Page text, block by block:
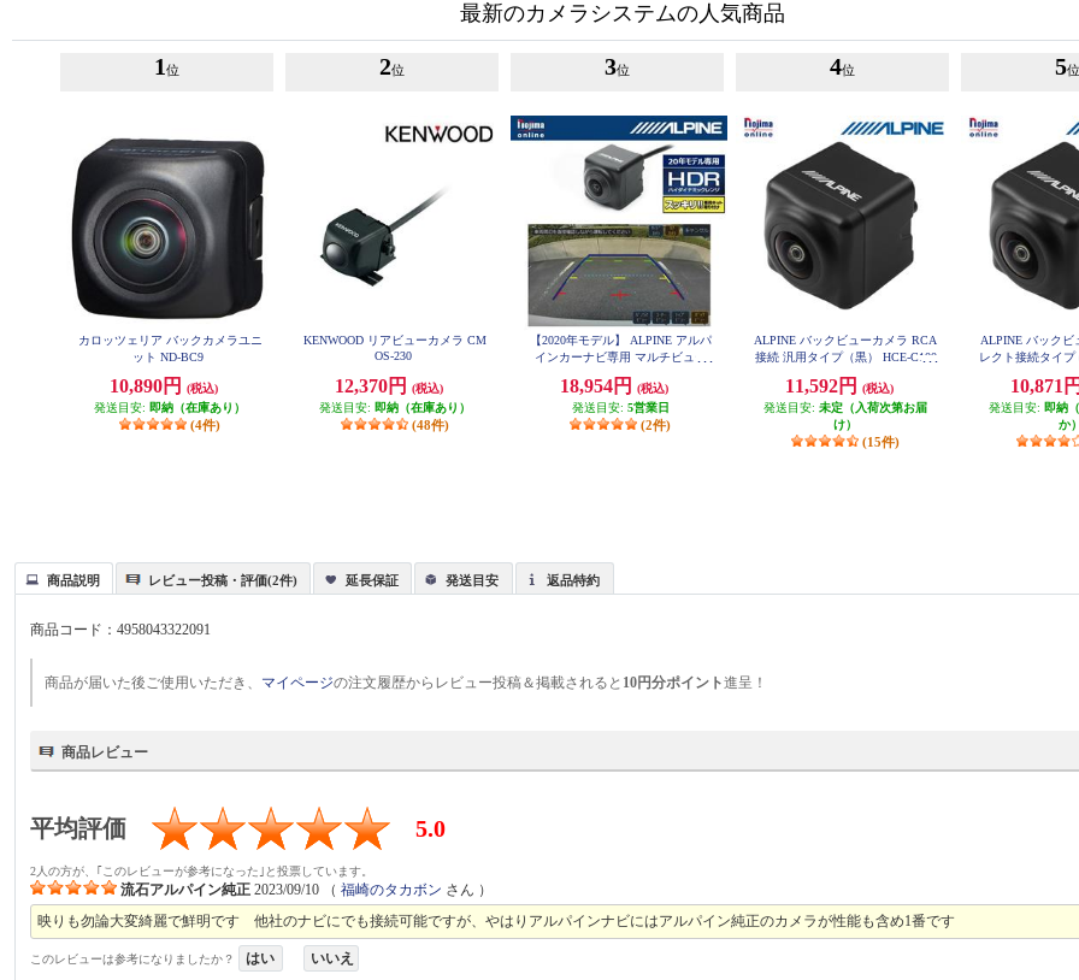
最新のカメラシステムの人気商品
1 位
カロッツェリア バックカメラユニ
ット ND-BC9
10,890円
(税込)
発送目安: 即納（在庫あり）
(4件)
2位
KENWOOD リアビューカメラ CM
OS-230
12,370円
(税込)
発送目安: 即納（在庫あり）
(48件)
3位
【2020年モデル】 ALPINE アルパ
インカーナビ専用 マルチビュー
18,954円
(税込)
発送目安: 5営業日
(2件)
4位
ALPINE バックビューカメラ RCA
接続 汎用タイプ（黒） HCE-C100
11,592円
(税込)
発送目安: 未定（入荷次第お届
け）
(15件)
5位
ALPINE バックビ
レクト接続タイプ
10,871円
発送目安: 即納
か）
商品説明 レビュー投稿・評価(2件) 延長保証 発送目安 返品特約
商品コード：4958043322091
商品が届いた後ご使用いただき、 マイページの注文履歴からレビュー投稿＆掲載されると 10円分ポイント進呈！
商品レビュー
平均評価 5.0
2人の方が、｢このレビューが参考になった｣と投票しています。
流石アルパイン純正 2023/09/10 （福崎のタカボン さん ）
映りも勿論大変綺麗で鮮明です 他社のナビにでも接続可能ですが、やはりアルパインナビにはアルパイン純正のカメラが性能も含め1番です
このレビューは参考になりましたか？ はい いいえ